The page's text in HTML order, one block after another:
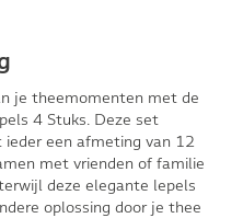
je theemomenten met de
4 Stuks. Deze set
een afmeting van 12
met vrienden of familie
deze elegante lepels
oplossing door je thee